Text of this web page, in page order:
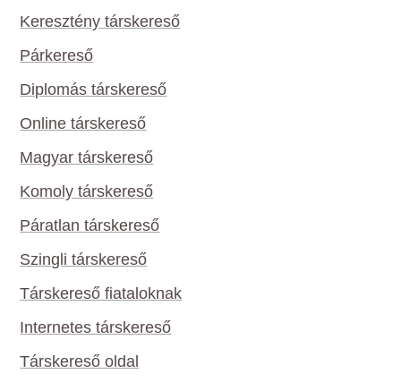
Keresztény társkereső
Párkereső
Diplomás társkereső
Online társkereső
Magyar társkereső
Komoly társkereső
Páratlan társkereső
Szingli társkereső
Társkereső fiataloknak
Internetes társkereső
Társkereső oldal